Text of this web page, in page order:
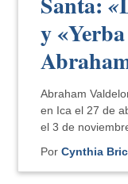
y
Abraham
en Ica el 27 de
el 3 de
PorCynthia